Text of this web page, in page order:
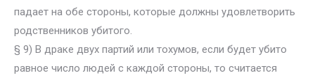
падает на обе стороны, которые должны удовлетворить
родственников убитого.
§ 9) В драке двух партий или тохумов, если будет убито
равное число людей с каждой стороны, то считается